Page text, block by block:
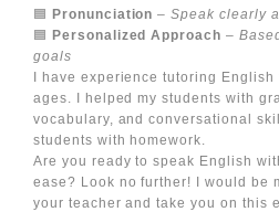
🟦
Pronunciation –Speak clearly
🟦
Personalized Approach –
goals
I have experience tutoring
ages. I helped my students with
vocabulary, and conversational
students with homework.
Are you ready to speak English
ease? Look no further! I would be
your teacher and take you on this